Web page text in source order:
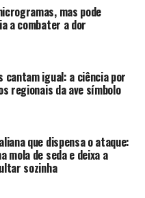
mas pode
a combater a dor
cantam igual: a ciência por
regionais da ave símbolo
que dispensa o ataque:
mola de seda e deixa a
sozinha